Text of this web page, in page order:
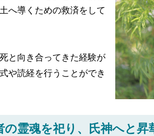
へ導くための救済をして
と向き合ってきた経験が
や読経を行うことができ
霊魂を祀り、 氏神へと昇